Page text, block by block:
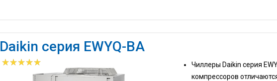
Daikin серия EWYQ-BA
Чиллеры Daikin серия
компрессоров